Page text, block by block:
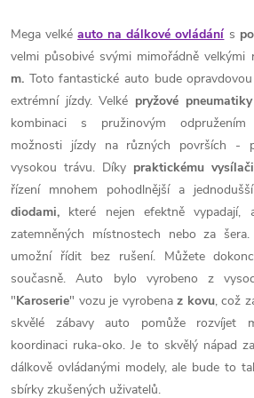
Mega velkéauto na dálkové ovládání s
velmi působivé svými mimořádně velkými
m. Toto fantastické auto bude
extrémní jízdy. Velké pryžové pneumatiky
kombinaci s pružinovým odpružením
možnosti jízdy na různých površích -
vysokou trávu. Díky praktickému vysílači
řízení mnohem pohodlnější a
diodami, které nejen efektně
zatemněných místnostech nebo za šera.
umožní řídit bez rušení. Můžete
současně. Auto bylo vyrobeno z
"Karoserie" vozu je vyrobenaz kovu, což
skvělé zábavy auto pomůže rozvíjet
koordinaci ruka-oko. Je to skvělý nápad
dálkově ovládanými modely, ale bude to
sbírky zkušených uživatelů.